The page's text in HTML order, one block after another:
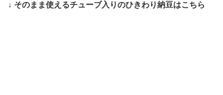
↓ そのまま使えるチューブ入りのひきわり納豆はこちら